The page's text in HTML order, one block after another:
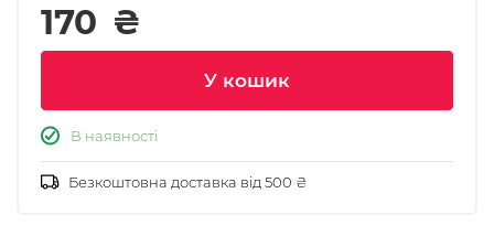
170 ₴
У кошик
В наявності
Безкоштовна доставка від 500 ₴